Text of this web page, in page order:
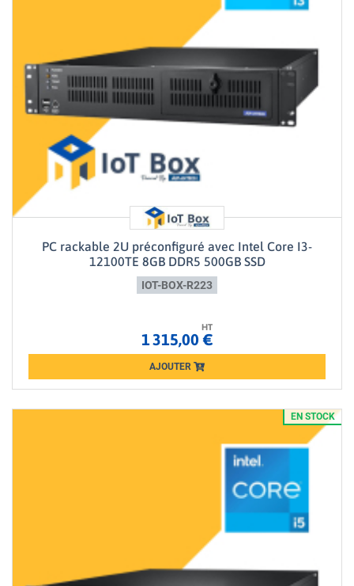
PC rackable 2U préconfiguré avec Intel Core I3-
12100TE 8GB DDR5 500GB SSD
IOT-BOX-R223
HT
1 315,00 €
AJOUTER
Loading...
EN STOCK